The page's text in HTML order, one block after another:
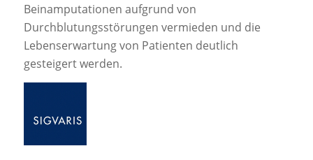
Beinamputationen aufgrund von
Durchblutungsstörungen vermieden und die
Lebenserwartung von Patienten deutlich
gesteigert werden.